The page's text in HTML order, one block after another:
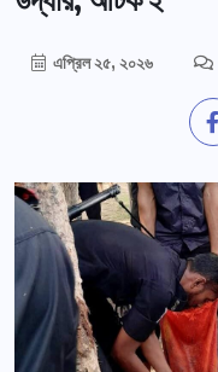
এপ্রিল ২৫, ২০২৬